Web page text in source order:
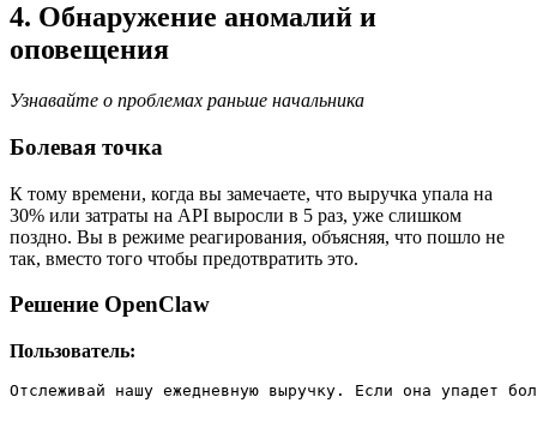
4. Обнаружение аномалий и
оповещения
Узнавайте о проблемах раньше начальника
Болевая точка
К тому времени, когда вы замечаете, что выручка упала на
30% или затраты на API выросли в 5 раз, уже слишком
поздно. Вы в режиме реагирования, объясняя, что пошло не
так, вместо того чтобы предотвратить это.
Решение OpenClaw
Пользователь:
Отслеживай нашу ежедневную выручку. Если она упадет